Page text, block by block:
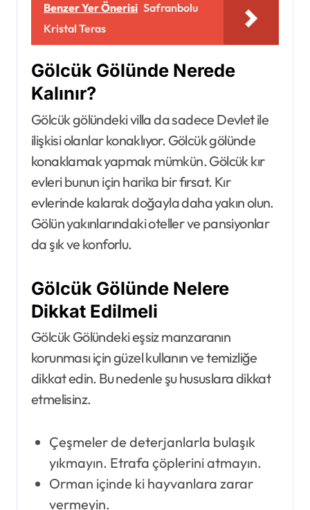
Benzer Yer Önerisi Safranbolu
Kristal Teras
Gölcük Gölünde Nerede
Kalınır?
Gölcük gölündeki villa da sadece Devlet ile
ilişkisi olanlar konaklıyor. Gölcük gölünde
konaklamak yapmak mümkün. Gölcük kır
evleri bunun için harika bir fırsat. Kır
evlerinde kalarak doğayla daha yakın olun.
Gölün yakınlarındaki oteller ve pansiyonlar
da şık ve konforlu.
Gölcük Gölünde Nelere
Dikkat Edilmeli
Gölcük Gölündeki eşsiz manzaranın
korunması için güzel kullanın ve temizliğe
dikkat edin. Bu nedenle şu hususlara dikkat
etmelisinz.
Çeşmeler de deterjanlarla bulaşık
yıkmayın. Etrafa çöplerini atmayın.
Orman içinde ki hayvanlara zarar
vermeyin.